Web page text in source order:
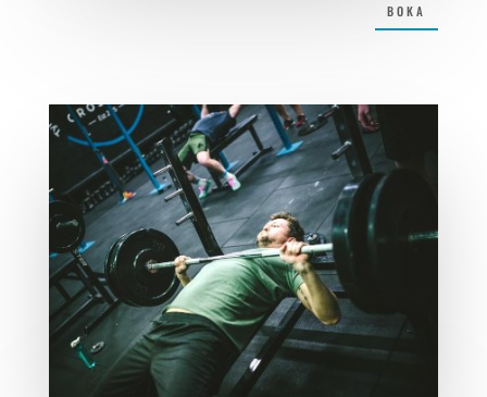
BOKA